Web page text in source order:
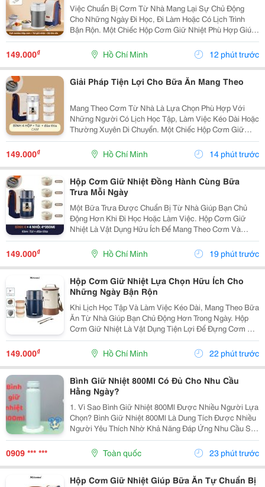
Việc Chuẩn Bị Cơm Từ Nhà Mang Lại Sự Chủ Động
Cho Những Ngày Đi Học, Đi Làm Hoặc Có Lịch Trình
Bận Rộn. Một Chiếc Hộp Cơm Giữ Nhiệt Phù Hợp Giúp
Bạn Sắp Xếp Các Món Ăn Ngăn Nắp Và Thuận Tiện
Mang Theo Trong Ngày. Chọn Hộp Theo Cách Sắp Xếp
Thức Ăn...
149.000₫ Hồ Chí Minh 12 phút trước
Giải Pháp Tiện Lợi Cho Bữa Ăn Mang Theo
Mang Theo Cơm Từ Nhà Là Lựa Chọn Phù Hợp Với
Những Người Có Lịch Học Tập, Làm Việc Kéo Dài Hoặc
Thường Xuyên Di Chuyển. Một Chiếc Hộp Cơm Giữ
Nhiệt Phù Hợp Giúp Sắp Xếp Thức Ăn Gọn Gàng Và
Thuận Tiện Sử Dụng Trong Ngày. Lựa Chọn Hộp Theo
Khẩu Phần...
149.000₫ Hồ Chí Minh 14 phút trước
Hộp Cơm Giữ Nhiệt Đồng Hành Cùng Bữa
Trưa Mỗi Ngày
Một Bữa Trưa Được Chuẩn Bị Từ Nhà Giúp Bạn Chủ
Động Hơn Khi Đi Học Hoặc Làm Việc. Hộp Cơm Giữ
Nhiệt Là Vật Dụng Hữu Ích Để Mang Theo Cơm Và
Thức Ăn, Giúp Các Món Được Sắp Xếp Gọn Gàng Và
Thuận Tiện Khi Sử Dụng. Chọn Hộp Theo Thói Quen
Mang Cơm ...
149.000₫ Hồ Chí Minh 19 phút trước
Hộp Cơm Giữ Nhiệt Lựa Chọn Hữu Ích Cho
Những Ngày Bận Rộn
Khi Lịch Học Tập Và Làm Việc Kéo Dài, Mang Theo Bữa
Ăn Từ Nhà Giúp Bạn Chủ Động Hơn Trong Ngày. Hộp
Cơm Giữ Nhiệt Là Vật Dụng Tiện Lợi Để Đựng Cơm Và
Thức Ăn, Đồng Thời Hỗ Trợ Sắp Xếp Các Món Gọn
Gàng Khi Di Chuyển. Lựa Chọn Số Ngăn Phù Hợp
149.000₫ Hồ Chí Minh 22 phút trước
Bình Giữ Nhiệt 800Ml Có Đủ Cho Nhu Cầu
Hằng Ngày?
1. Vì Sao Bình Giữ Nhiệt 800Ml Được Nhiều Người Lựa
Chọn? Bình Giữ Nhiệt 800Ml Là Dung Tích Được Nhiều
Người Yêu Thích Nhờ Khả Năng Đáp Ứng Nhu Cầu Sử
Dụng Trong Nhiều Giờ Mà Vẫn Đảm Bảo Sự Thuận Tiện
Khi Mang Theo. Đây Là Lựa Chọn Phù Hợp Cho Cả...
0909 *** *** Toàn quốc 23 phút trước
Hộp Cơm Giữ Nhiệt Giúp Bữa Ăn Tự Chuẩn Bị